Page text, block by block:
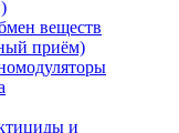
веществ
приём)
и